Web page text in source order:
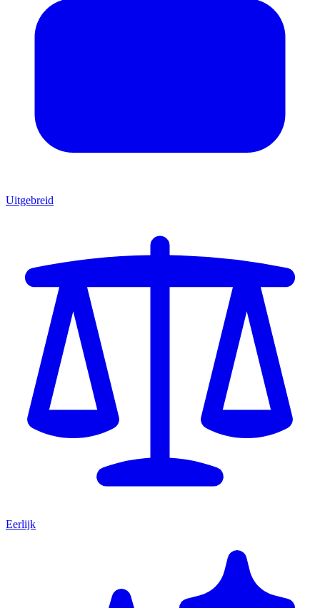
Uitgebreid
Eerlijk